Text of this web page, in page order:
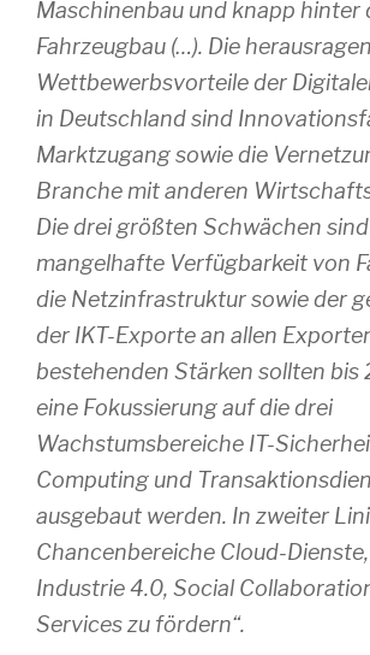
Maschinenbau und knapp hinter
Fahrzeugbau (…). Die
Wettbewerbsvorteile der
in Deutschland sind
Marktzugang sowie die
Branche mit anderen
Die drei größten Schwächen
mangelhafte Verfügbarkeit von
die Netzinfrastruktur sowie der
der IKT-Exporte an allen
bestehenden Stärken sollten bis
eine Fokussierung auf die drei
Wachstumsbereiche IT-
Computing und
ausgebaut werden. In zweiter
Chancenbereiche Cloud-
Industrie 4.0, Social
Services zu fördern“.